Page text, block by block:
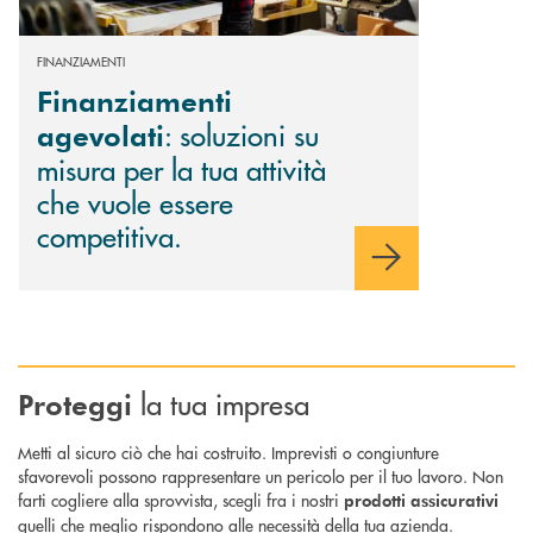
FINANZIAMENTI
Finanziamenti
agevolati: soluzioni su
misura per la tua attività
che vuole essere
competitiva.
Proteggi la tua impresa
Metti al sicuro ciò che hai costruito. Imprevisti o congiunture
sfavorevoli possono rappresentare un pericolo per il tuo lavoro. Non
farti cogliere alla sprovvista, scegli fra i nostri prodotti assicurativi
quelli che meglio rispondono alle necessità della tua azienda.